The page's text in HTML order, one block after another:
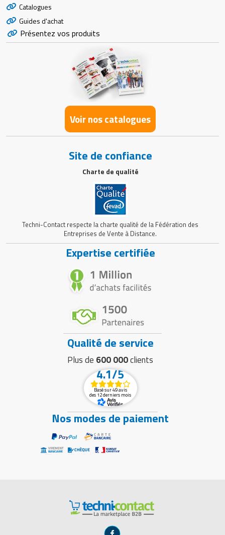
Catalogues
Guides d'achat
Présentez vos produits
Voir nos catalogues
Site de confiance
Charte de qualité
Techni-Contact respecte la charte qualité de la Fédération des
Entreprises de Vente à Distance.
Expertise certifiée
Qualité de service
Plus de 600 000clients
4.1/5
Basé sur 49 avis
des 12 derniers mois
Nos modes de paiement